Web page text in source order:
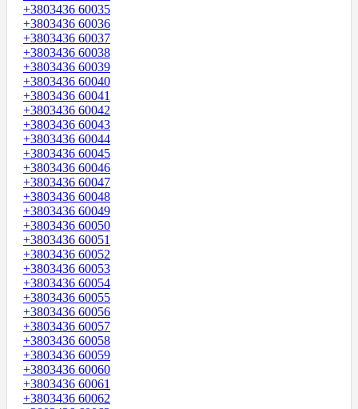
+3803436 60035
+3803436 60036
+3803436 60037
+3803436 60038
+3803436 60039
+3803436 60040
+3803436 60041
+3803436 60042
+3803436 60043
+3803436 60044
+3803436 60045
+3803436 60046
+3803436 60047
+3803436 60048
+3803436 60049
+3803436 60050
+3803436 60051
+3803436 60052
+3803436 60053
+3803436 60054
+3803436 60055
+3803436 60056
+3803436 60057
+3803436 60058
+3803436 60059
+3803436 60060
+3803436 60061
+3803436 60062